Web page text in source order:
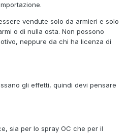
vendute solo da armieri e solo
o di nulla osta. Non possono
neppure da chi ha licenza di
gli effetti, quindi devi pensare
sia per lo spray OC che per il